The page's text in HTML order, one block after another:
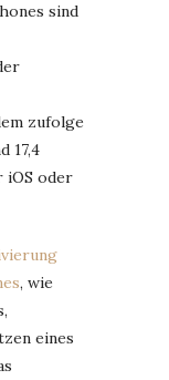
sind
zufolge
17,4
iOS oder
, wie
eines